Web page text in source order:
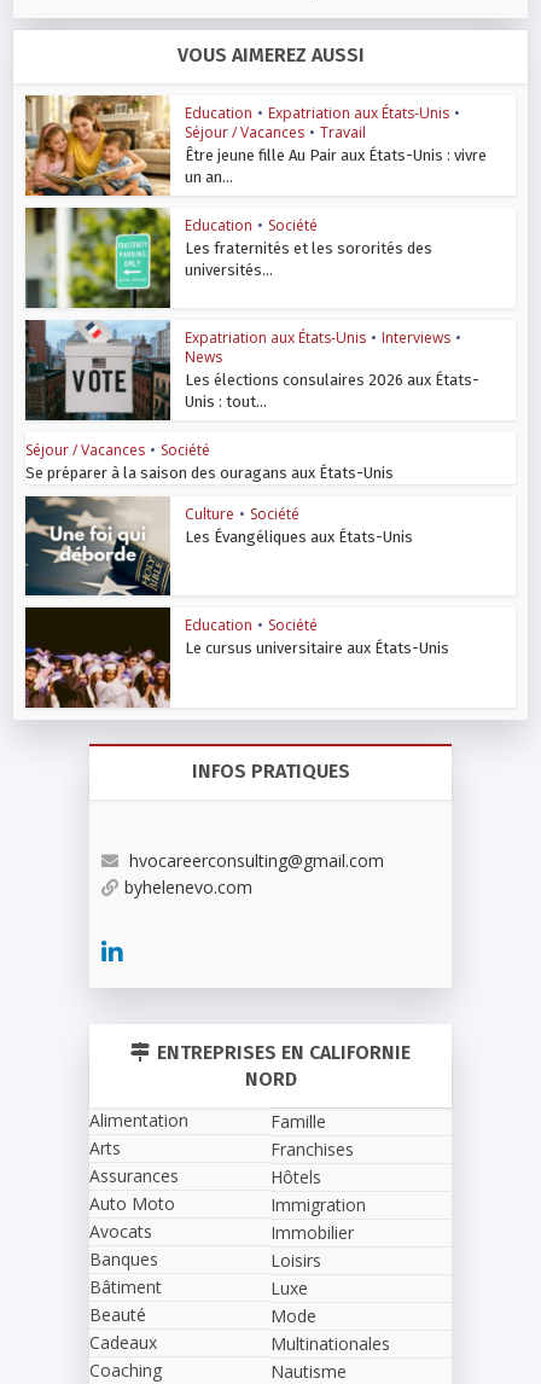
VOUS AIMEREZ AUSSI
Education • Expatriation aux États-Unis •
Séjour / Vacances • Travail
Être jeune fille Au Pair aux États-Unis : vivre
un an...
Education • Société
Les fraternités et les sororités des
universités...
Expatriation aux États-Unis • Interviews •
News
Les élections consulaires 2026 aux États-
Unis : tout...
Séjour / Vacances • Société
Se préparer à la saison des ouragans aux États-Unis
Culture • Société
Les Évangéliques aux États-Unis
Education • Société
Le cursus universitaire aux États-Unis
INFOS PRATIQUES
hvocareerconsulting@gmail.com
byhelenevo.com
ENTREPRISES EN CALIFORNIE
NORD
Alimentation
Arts
Assurances
Auto Moto
Avocats
Banques
Bâtiment
Beauté
Cadeaux
Coaching
Famille
Franchises
Hôtels
Immigration
Immobilier
Loisirs
Luxe
Mode
Multinationales
Nautisme